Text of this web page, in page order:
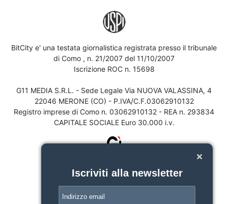
BitCity e' una testata giornalistica registrata presso il tribunale
di Como , n. 21/2007 del 11/10/2007
Iscrizione ROC n. 15698
G11 MEDIA S.R.L. - Sede Legale Via NUOVA VALASSINA, 4
22046 MERONE (CO) - P.IVA/C.F.03062910132
Registro imprese di Como n. 03062910132 - REA n. 293834
CAPITALE SOCIALE Euro 30.000 i.v.
Iscriviti alla newsletter